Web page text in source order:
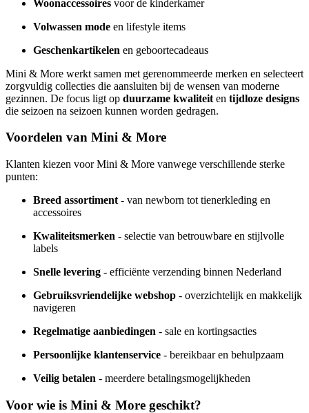
Woonaccessoires voor de kinderkamer
Volwassen mode en lifestyle items
Geschenkartikelen en geboortecadeaus
Mini & More werkt samen met gerenommeerde merken en selecteert
zorgvuldig collecties die aansluiten bij de wensen van moderne
gezinnen. De focus ligt op duurzame kwaliteit en tijdloze designs
die seizoen na seizoen kunnen worden gedragen.
Voordelen van Mini & More
Klanten kiezen voor Mini & More vanwege verschillende sterke
punten:
Breed assortiment - van newborn tot tienerkleding en
accessoires
Kwaliteitsmerken - selectie van betrouwbare en stijlvolle
labels
Snelle levering - efficiënte verzending binnen Nederland
Gebruiksvriendelijke webshop - overzichtelijk en makkelijk
navigeren
Regelmatige aanbiedingen - sale en kortingsacties
Persoonlijke klantenservice - bereikbaar en behulpzaam
Veilig betalen - meerdere betalingsmogelijkheden
Voor wie is Mini & More geschikt?